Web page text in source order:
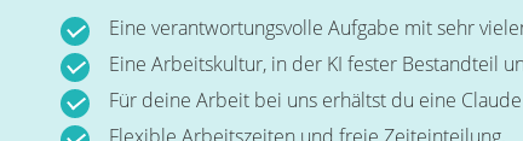
Eine verantwortungsvolle Aufgabe mit sehr
Eine Arbeitskultur, in der KI fester Bestandteil
Für deine Arbeit bei uns erhältst du eine